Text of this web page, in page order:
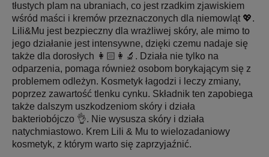
tłustych plam na ubraniach, co jest rzadkim zjawiskiem
wśród maści i kremów przeznaczonych dla niemowląt 💖.
Lili&Mu jest bezpieczny dla wrażliwej skóry, ale mimo to
jego działanie jest intensywne, dzięki czemu nadaje się
także dla dorosłych 👩🏻‍👩‍🔬. Działa nie tylko na
odparzenia, pomaga również osobom borykającym się z
problemem odleżyn. Kosmetyk łagodzi i leczy zmiany,
poprzez zawartość tlenku cynku. Składnik ten zapobiega
także dalszym uszkodzeniom skóry i działa
bakteriobójczo 👌. Nie wysusza skóry i działa
natychmiastowo. Krem Lili & Mu to wielozadaniowy
kosmetyk, z którym warto się zaprzyjaźnić.